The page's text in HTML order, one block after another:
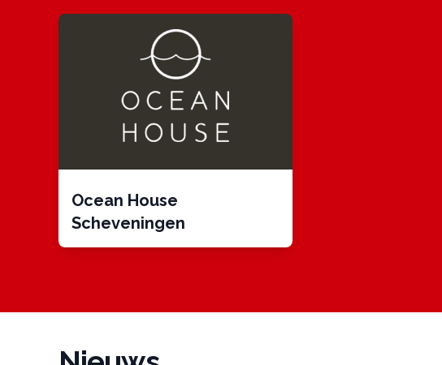
Ocean House
Scheveningen